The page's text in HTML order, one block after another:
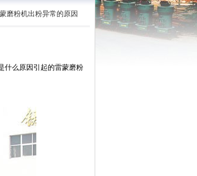
磨粉机出粉异常的原因
什么原因引起的雷蒙磨粉